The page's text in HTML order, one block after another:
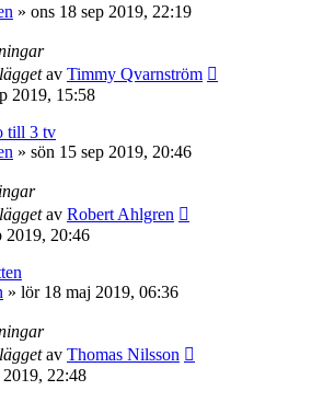
» ons 18 sep 2019, 22:19
av Timmy Qvarnström
2019, 15:58
till 3 tv
» sön 15 sep 2019, 20:46
av Robert Ahlgren
2019, 20:46
» lör 18 maj 2019, 06:36
av Thomas Nilsson
22:48